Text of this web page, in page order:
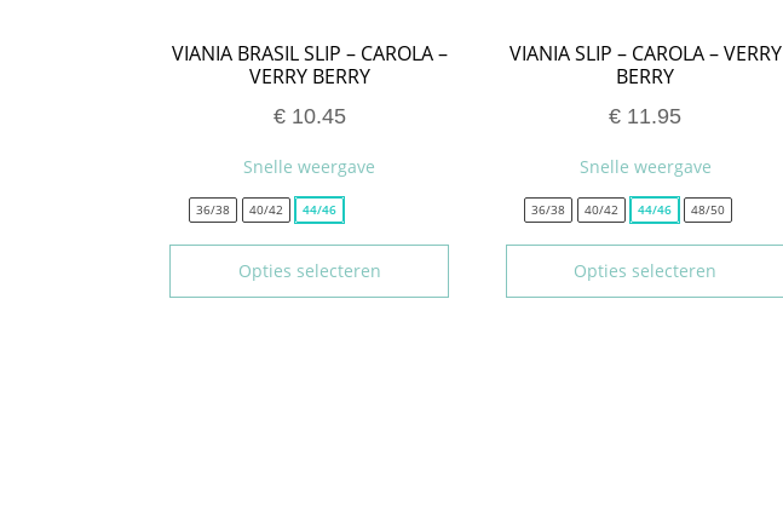
VIANIA BRASIL SLIP – CAROLA –
VERRY BERRY
€10.45
Opties selecteren
Snelle weergave
36/38 40/42 44/46
VIANIA SLIP – CAROLA – VERRY
BERRY
€ 11.95
Opties selecteren
Snelle weergave
36/38 40/42 44/46 48/50